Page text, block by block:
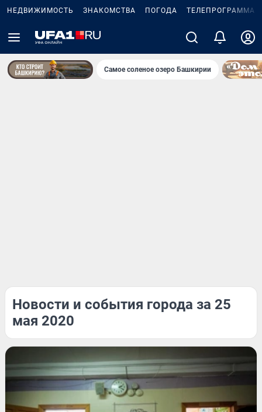
НЕДВИЖИМОСТЬ ЗНАКОМСТВА ПОГОДА ТЕЛЕПРОГРАММА
Самое соленое озеро Башкирии
Новости и события города за 25
мая 2020